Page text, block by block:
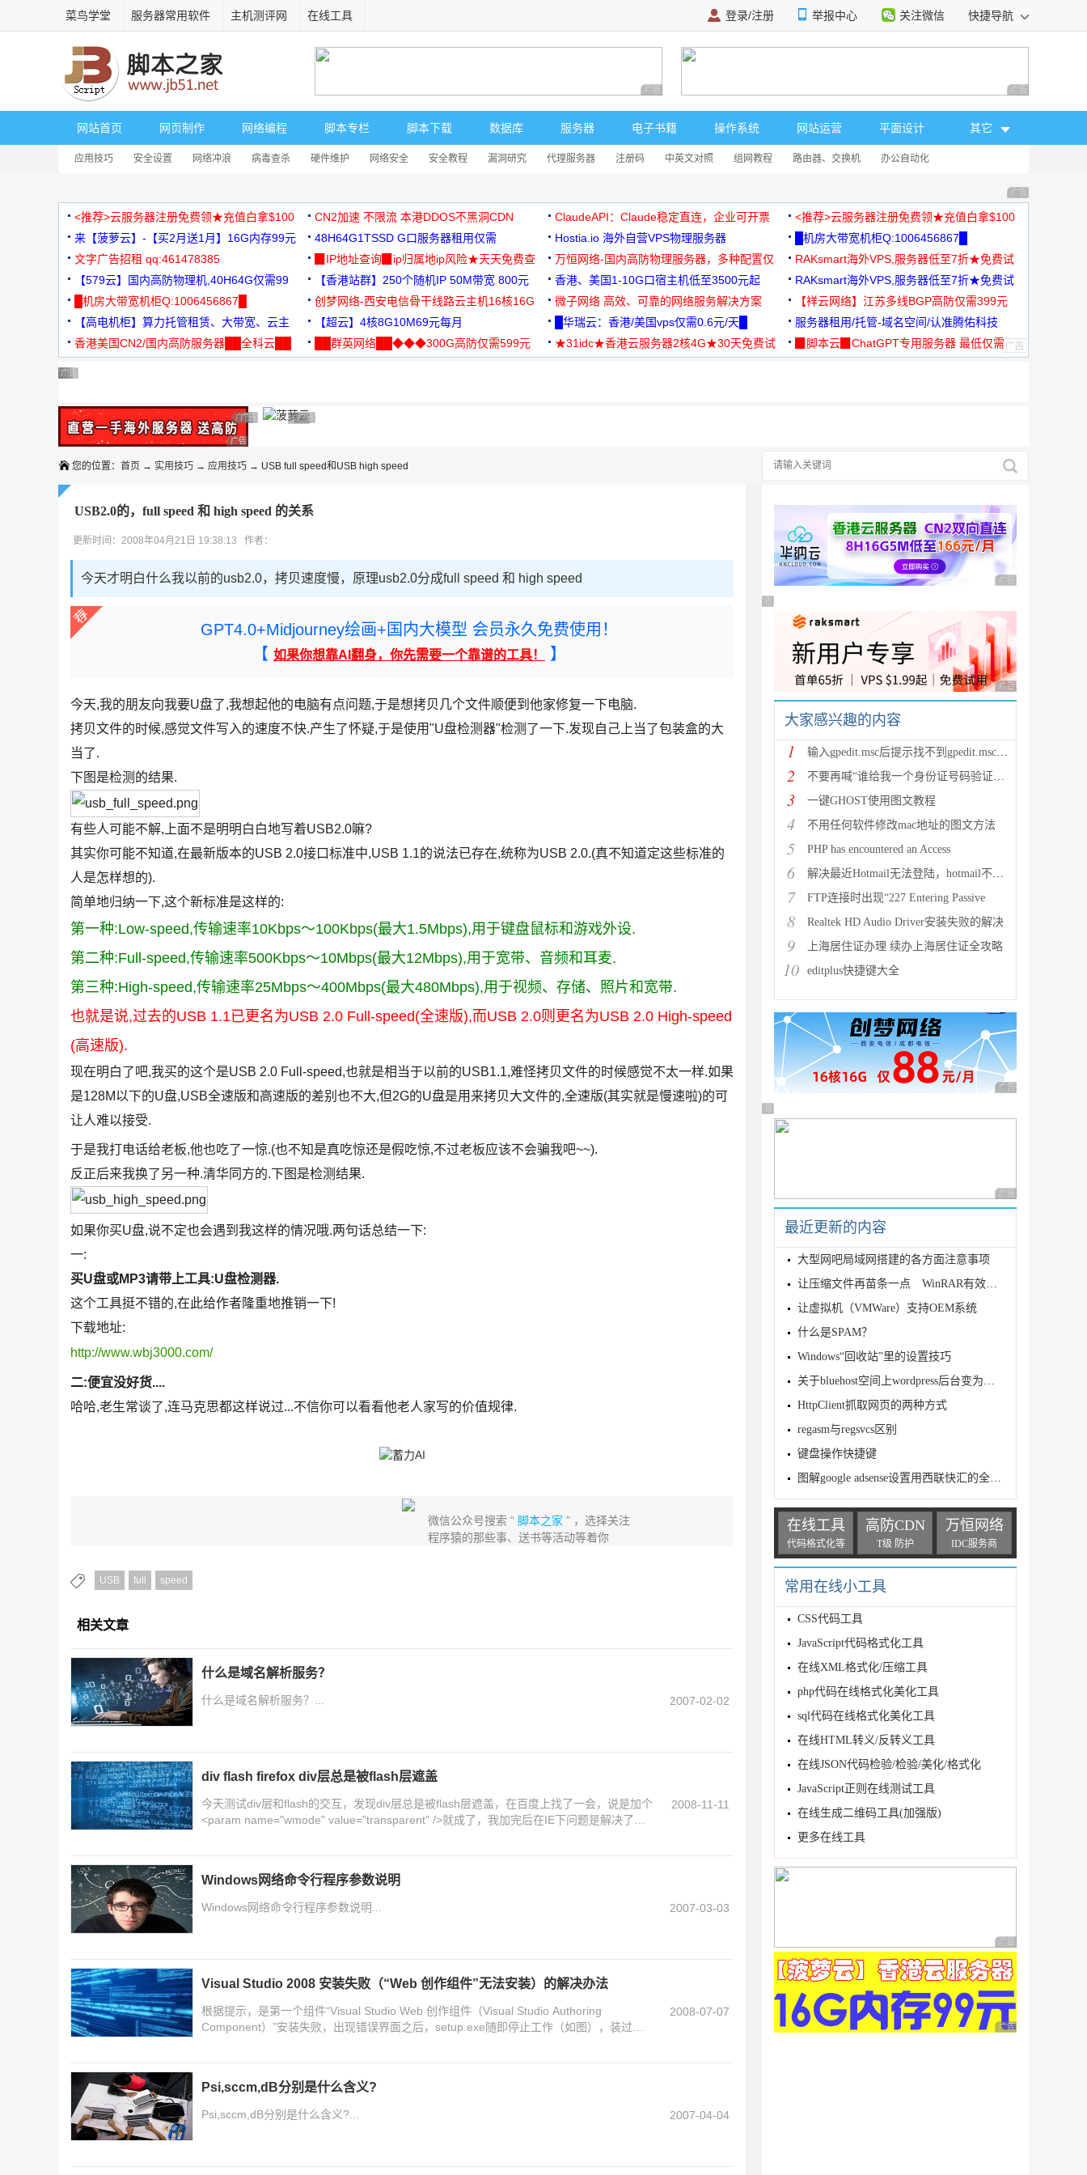
菜鸟学堂 服务器常用软件 主机测评网 在线工具 登录/注册 举报中心 关注微信 快捷导航
广告 商业广告，理性选择 广告 商业广告，理
网站首页 网页制作 网络编程 脚本专栏 脚本下载 数据库 服务器 电子书籍 操作系统 网站运营 平面设计 其它
应用技巧 安全设置 网络冲浪 病毒查杀 硬件维护 网络安全 安全教程 漏洞研究 代理服务器 注册码 中英文对照 组网教程 路由器、交换机 办公自动化
广告 商业广告，理
<推荐>云服务器注册免费领★充值白拿$100 CN2加速 不限流 本港DDOS不黑洞CDN ClaudeAPI：Claude稳定直连，企业可开票
<推荐>云服务器注册免费领★充值白拿$100
来【菠萝云】-【买2月送1月】16G内存99元
48H64G1TSSD G口服务器租用仅需
3000+可免费测试
Hostia.io 海外自营VPS物理服务器
█机房大带宽机柜Q:1006456867█
文字广告招租 qq:461478385
▉IP地址查询▉ip归属地ip风险★天天免费查
万恒网络-国内高防物理服务器，多种配置仅
99元/月起
RAKsmart海外VPS,服务器低至7折★免费试
用★
【579云】国内高防物理机,40H64G仅需99
元
【香港站群】250个随机IP 50M带宽 800元 香港、美国1-10G口宿主机低至3500元起
RAKsmart海外VPS,服务器低至7折★免费试
用★
█机房大带宽机柜Q:1006456867█
创梦网络-西安电信骨干线路云主机16核16G
88元/月
微子网络 高效、可靠的网络服务解决方案
【祥云网络】江苏多线BGP高防仅需399元
【高电机柜】算力托管租赁、大带宽、云主
机
【超云】4核8G10M69元每月 █华瑞云：香港/美国vps仅需0.6元/天█
服务器租用/托管-域名空间/认准腾佑科技
香港美国CN2/国内高防服务器██全科云██
██群英网络██◆◆◆300G高防仅需599元
★31idc★香港云服务器2核4G★30天免费试
▉脚本云▉ChatGPT专用服务器 最低仅需
广告 商业广告，理性选择
广告 商业广告，理性选择
广告 商业广告，理性选择
广告 商业广告，理性选择
广告 商业广告，理性选择
广告 商业广告，理性选择
广告 商业广告，理性选择
广告 商业广告，理性选择广告 商业广告，理性选择
广告 商业广告，理性选择
您的位置： 首页 → 实用技巧 → 应用技巧 → USB full speed和USB high speed
USB2.0的，full speed 和 high speed 的关系
更新时间：2008年04月21日 19:38:13 作者：
今天才明白什么我以前的usb2.0，拷贝速度慢，原理usb2.0分成full speed 和 high speed
GPT4.0+Midjourney绘画+国内大模型 会员永久免费使用！
【 如果你想靠AI翻身，你先需要一个靠谱的工具！ 】
今天,我的朋友向我要U盘了,我想起他的电脑有点问题,于是想拷贝几个文件顺便到他家修复一下电脑.
拷贝文件的时候,感觉文件写入的速度不快.产生了怀疑,于是使用"U盘检测器"检测了一下.发现自己上当了包装盒的大
当了.
下图是检测的结果.
有些人可能不解,上面不是明明白白地写着USB2.0嘛?
其实你可能不知道,在最新版本的USB 2.0接口标准中,USB 1.1的说法已存在,统称为USB 2.0.(真不知道定这些标准的
人是怎样想的).
简单地归纳一下,这个新标准是这样的:
第一种:Low-speed,传输速率10Kbps～100Kbps(最大1.5Mbps),用于键盘鼠标和游戏外设.
第二种:Full-speed,传输速率500Kbps～10Mbps(最大12Mbps),用于宽带、音频和耳麦.
第三种:High-speed,传输速率25Mbps～400Mbps(最大480Mbps),用于视频、存储、照片和宽带.
也就是说,过去的USB 1.1已更名为USB 2.0 Full-speed(全速版),而USB 2.0则更名为USB 2.0 High-speed
(高速版).
现在明白了吧,我买的这个是USB 2.0 Full-speed,也就是相当于以前的USB1.1,难怪拷贝文件的时候感觉不太一样.如果
是128M以下的U盘,USB全速版和高速版的差别也不大,但2G的U盘是用来拷贝大文件的,全速版(其实就是慢速啦)的可
让人难以接受.
于是我打电话给老板,他也吃了一惊.(也不知是真吃惊还是假吃惊,不过老板应该不会骗我吧~~).
反正后来我换了另一种.清华同方的.下图是检测结果.
如果你买U盘,说不定也会遇到我这样的情况哦.两句话总结一下:
一:
买U盘或MP3请带上工具:U盘检测器.
这个工具挺不错的,在此给作者隆重地推销一下!
下载地址:
http://www.wbj3000.com/
二:便宜没好货....
哈哈,老生常谈了,连马克思都这样说过...不信你可以看看他老人家写的价值规律.
微信公众号搜索 “ 脚本之家 ” ，选择关注
程序猿的那些事、送书等活动等着你
USB full speed
相关文章
什么是域名解析服务？
什么是域名解析服务？... 2007-02-02
div flash firefox div层总是被flash层遮盖
今天测试div层和flash的交互，发现div层总是被flash层遮盖，在百度上找了一会，说是加个
<param name="wmode" value="transparent" />就成了，我加完后在IE下问题是解决了，
2008-11-11
Windows网络命令行程序参数说明
Windows网络命令行程序参数说明... 2007-03-03
Visual Studio 2008 安装失败（“Web 创作组件”无法安装）的解决办法
根据提示，是第一个组件“Visual Studio Web 创作组件（Visual Studio Authoring
Component）”安装失败，出现错误界面之后，setup.exe随即停止工作（如图），装过了2
2008-07-07
Psi,sccm,dB分别是什么含义?
Psi,sccm,dB分别是什么含义?... 2007-04-04
广告 商业广告，理性
广告 商业广告，理性选择
广告 商业广告，理性
大家感兴趣的内容
1 输入gpedit.msc后提示找不到gpedit.msc的解
2 不要再喊“谁给我一个身份证号码验证的代码”了，脚本之家站长提
3 一键GHOST使用图文教程
4 不用任何软件修改mac地址的图文方法
5 PHP has encountered an Access
6 解决最近Hotmail无法登陆，hotmail不能登陆的最新
7 FTP连接时出现“227 Entering Passive
8 Realtek HD Audio Driver安装失败的解决
9 上海居住证办理 续办上海居住证全攻略
10 editplus快捷键大全
广告 商业广告，理性
广告 商业广告，理性选择
广告 商业广告，理性
最近更新的内容
大型网吧局域网搭建的各方面注意事项
让压缩文件再苗条一点 WinRAR有效减肥技巧
让虚拟机（VMWare）支持OEM系统
什么是SPAM？
Windows“回收站”里的设置技巧
关于bluehost空间上wordpress后台变为英文的解决方案
HttpClient抓取网页的两种方式
regasm与regsvcs区别
键盘操作快捷键
图解google adsense设置用西联快汇的全过程
在线工具
代码格式化等
高防CDN
T级 防护
万恒网络
IDC服务商
常用在线小工具
CSS代码工具
JavaScript代码格式化工具
在线XML格式化/压缩工具
php代码在线格式化美化工具
sql代码在线格式化美化工具
在线HTML转义/反转义工具
在线JSON代码检验/检验/美化/格式化
JavaScript正则在线测试工具
在线生成二维码工具(加强版)
更多在线工具
广告 商业广告，理性
广告 商业广告，理性